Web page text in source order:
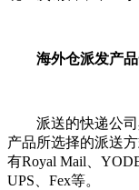
海外仓派发产
派送的快递公
产品所选择的派送
有Royal Mail、
UPS、Fex等。